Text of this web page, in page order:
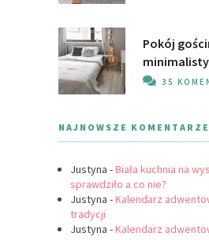
Pokój
35
NAJNOWSZE KOMENTARZE
Justyna -Biała kuchnia na
sprawdziło a co nie?
Justyna -Kalendarz
tradycji
Justyna -Kalendarz